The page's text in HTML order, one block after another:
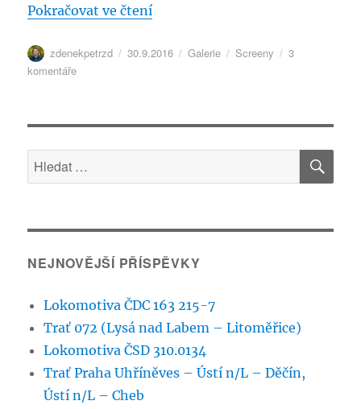
Pokračovat ve čtení„Nové screeny z tratě 292!“
Autor:
zdenekpetrzd Publikováno:
30.9.2016 Formát:
Galerie Rubriky:
Screeny
3
komentářeu
názvem
screeny
z
tratě
Hledat:
NEJNOVĚJŠÍ PŘÍSPĚVKY
Lokomotiva ČDC 163 215-7
Trať 072 (Lysá nad Labem – Litoměřice)
Lokomotiva ČSD 310.0134
Trať Praha Uhříněves – Ústí n/L – Děčín,
Ústí n/L – Cheb